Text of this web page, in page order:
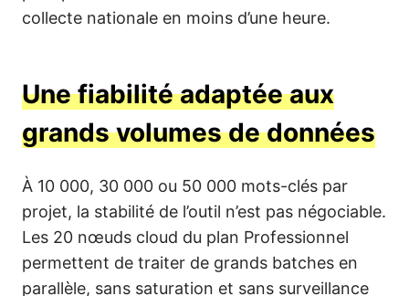
collecte nationale en moins d’une heure.
Une fiabilité adaptée aux
grands volumes de données
À 10 000, 30 000 ou 50 000 mots-clés par
projet, la stabilité de l’outil n’est pas négociable.
Les 20 nœuds cloud du plan Professionnel
permettent de traiter de grands batches en
parallèle, sans saturation et sans surveillance